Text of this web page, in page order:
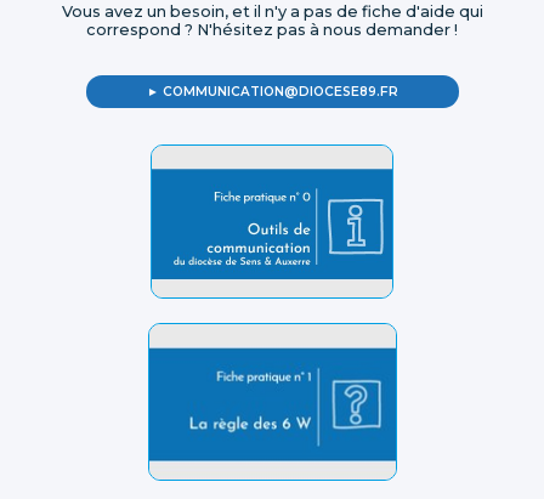
Vous avez un besoin, et il n'y a pas de fiche d'aide qui
correspond ? N'hésitez pas à nous demander !
► COMMUNICATION@DIOCESE89.FR